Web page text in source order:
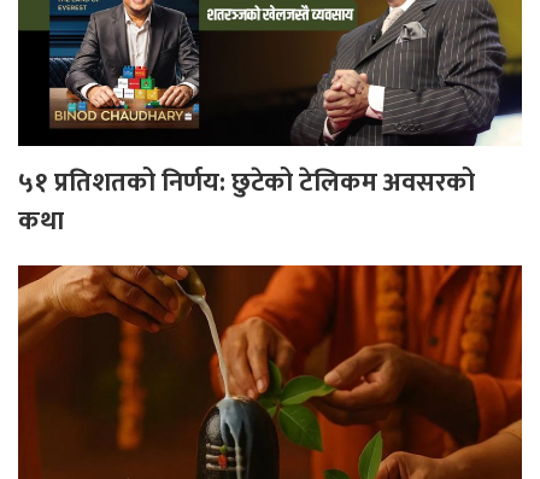
५१ प्रतिशतको निर्णय: छुटेको टेलिकम अवसरको
कथा